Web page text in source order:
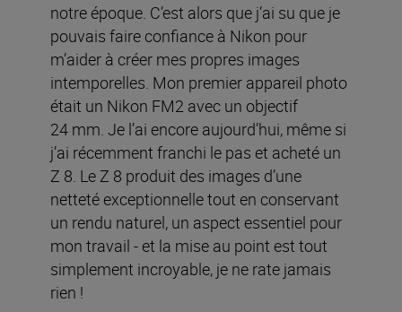
notre époque. C’est alors que j’ai su que je
pouvais faire confiance à Nikon pour
m’aider à créer mes propres images
intemporelles. Mon premier appareil photo
était un Nikon FM2 avec un objectif
24 mm. Je l’ai encore aujourd’hui, même si
j’ai récemment franchi le pas et acheté un
Z 8. Le Z 8 produit des images d’une
netteté exceptionnelle tout en conservant
un rendu naturel, un aspect essentiel pour
mon travail - et la mise au point est tout
simplement incroyable, je ne rate jamais
rien !